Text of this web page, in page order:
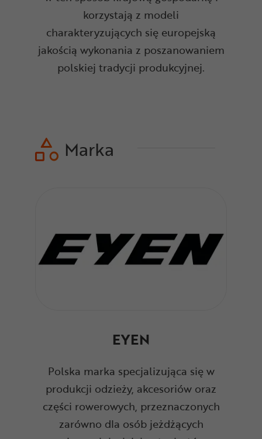
korzystają z modeli
charakteryzujących się europejską
jakością wykonania z poszanowaniem
polskiej tradycji produkcyjnej.
Marka
EYEN
Polska marka specjalizująca się w
produkcji odzieży, akcesoriów oraz
części rowerowych, przeznaczonych
zarówno dla osób jeżdżących